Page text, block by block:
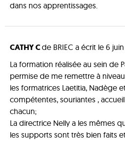
dans nos apprentissages.
CATHY Cde BRIEC a écrit le 6
La formation réalisée au sein de
permise de me remettre à
les formatrices Laetitia, Nadège
compétentes, souriantes ,
chacun;
La directrice Nelly a les mêmes
les supports sont très bien faits